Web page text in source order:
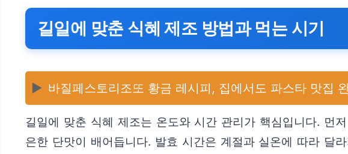
길일에 맞춘 식혜 제조 방법과 먹는 시기
▶️ 바질페스토리조또 황금 레시피, 집에서도 파스타 맛집
길일에 맞춘 식혜 제조는 온도와 시간 관리가 핵심입니다. 먼
은한 단맛이 배어듭니다. 발효 시간은 계절과 실온에 따라 달